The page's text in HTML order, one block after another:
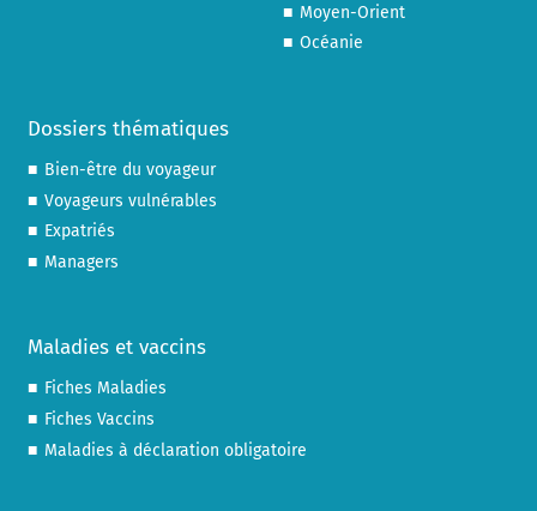
Moyen-Orient
Océanie
Dossiers thématiques
Bien-être du voyageur
Voyageurs vulnérables
Expatriés
Managers
Maladies et vaccins
Fiches Maladies
Fiches Vaccins
Maladies à déclaration obligatoire